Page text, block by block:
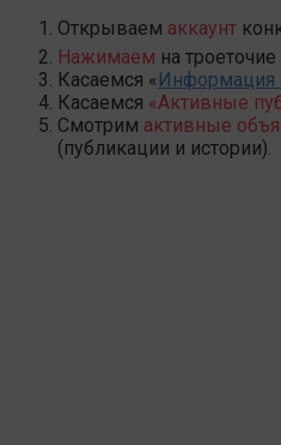
Открываем аккаунт
Нажимаем на троеточие
Касаемся «Информация
Касаемся «Активные
Смотрим активные
(публикации и истории).